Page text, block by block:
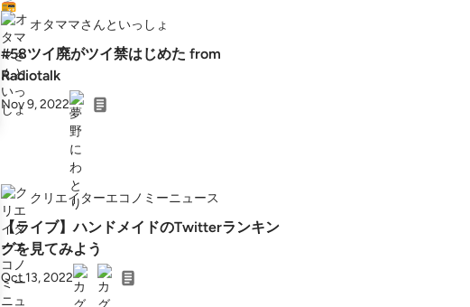
オタママさんといっしょ
#58ツイ廃がツイ禁はじめた from
Radiotalk
Nov 9, 2022
クリエイターエコノミーニュース
【ライブ】ハンドメイドのTwitterランキン
グを見てみよう
Oct 13, 2022